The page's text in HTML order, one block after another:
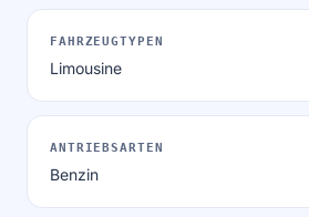
FAHRZEUGTYPEN
Limousine
ANTRIEBSARTEN
Benzin